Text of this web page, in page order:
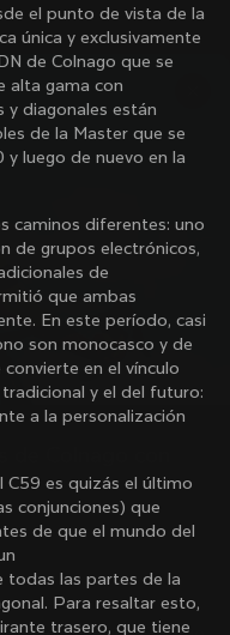
la familia
el punto de vista de la
única y exclusivamente
de Colnago que se
alta gama con
y diagonales están
de la Master que se
luego de nuevo en la
caminos diferentes: uno
de grupos electrónicos,
de
que ambas
En este período, casi
son monocasco y de
en el vínculo
y el del futuro:
a la personalización
es quizás el último
conjunciones) que
de que el mundo del
todas las partes de la
Para resaltar esto,
trasero, que tiene
Colnago con